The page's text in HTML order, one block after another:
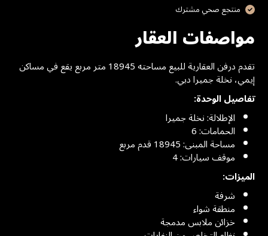
منتجع صحي مشترك
مواصفات العقار
تقدم درفن العقارية للبيع مساحته 18945 متر مربع يقع في مساكن
إيمي، نخلة جميرا دبي.
تفاصيل الوحدة:
الإطلالة: نخلة جميرا
الحمامات: 6
مساحة المبنى: 18945 قدم مربع
موقف سيارات: 4
الميزات:
شرفة
منطقة شواء
خزائن ملابس مدمجة